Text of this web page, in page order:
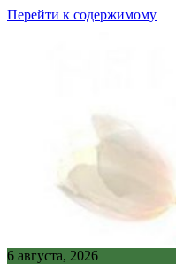
Перейти к содержимому
6 августа, 2026